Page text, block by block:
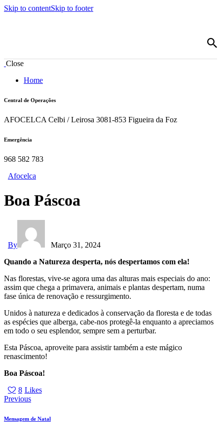
Skip to contentSkip to footer
Close
Home
Central de Operações
AFOCELCA Celbi / Leirosa 3081-853 Figueira da Foz
Emergência
968 582 783
Afocelca
Boa Páscoa
By
Março 31, 2024
Quando a Natureza desperta, nós despertamos com ela!
Nas florestas, vive-se agora uma das alturas mais especiais do ano:
assim que chega a primavera, animais e plantas despertam, numa
fase única de renovação e ressurgimento.
Unidos à natureza e dedicados à conservação da floresta e de todas
as espécies que alberga, cabe-nos protegê-la enquanto a apreciamos
em todo o seu esplendor, sempre sem a perturbar.
Esta Páscoa, aproveite para assistir também a este mágico
renascimento!
Boa Páscoa!
8 Likes
Previous
Mensagem de Natal